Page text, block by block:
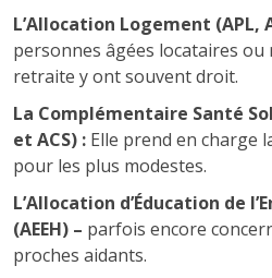
L’Allocation Logement (APL,
personnes âgées locataires ou
retraite y ont souvent droit.
La Complémentaire Santé
et ACS) : Elle prend en charge
pour les plus modestes.
L’Allocation d’Éducation de
(AEEH) – parfois encore
proches aidants.